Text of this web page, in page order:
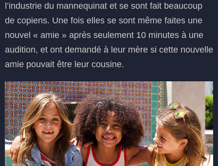
l’industrie du mannequinat et se sont fait beaucoup
de copiens. Une fois elles se sont même faites une
nouvel « amie » après seulement 10 minutes à une
audition, et ont demandé à leur mère si cette nouvelle
amie pouvait être leur cousine.